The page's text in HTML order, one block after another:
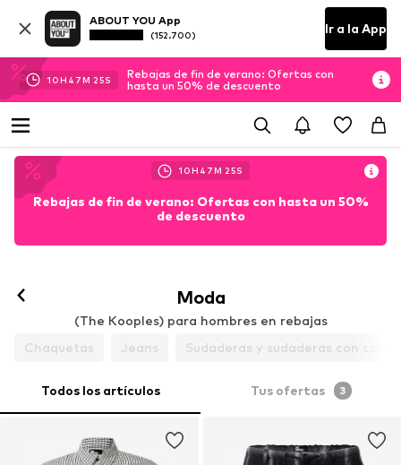
ABOUT YOU App
(152.700) Ir a la App
10H 47M 25S
Rebajas de fin de verano: Ofertas con
hasta un 50% de descuento
10H 47M 25S
Rebajas de fin de verano: Ofertas con hasta un 50%
de descuento
Moda
(The Kooples) para hombres en rebajas
Chaquetas
Jeans Sudaderas y sudaderas con
Todos los artículos Tus ofertas 3